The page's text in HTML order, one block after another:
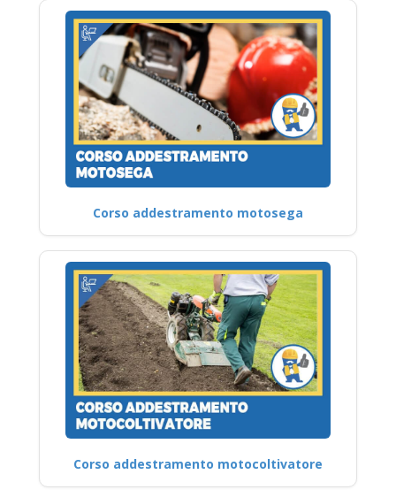
Corso addestramento motosega
Corso addestramento motocoltivatore